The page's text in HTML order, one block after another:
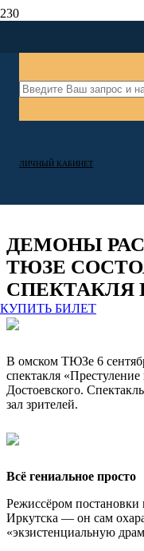
ЛИЧНЫЙ КАБИНЕТ
КУПИТЬ БИЛЕТ
ДЕМОНЫ
ТЮЗЕ
СПЕКТАКЛЯ
В омском ТЮЗе 6
спектакля
Достоевского.
зал зрителей.
Всё гениальное просто
Режиссёром
Иркутска — он сам
«экзистенциальную